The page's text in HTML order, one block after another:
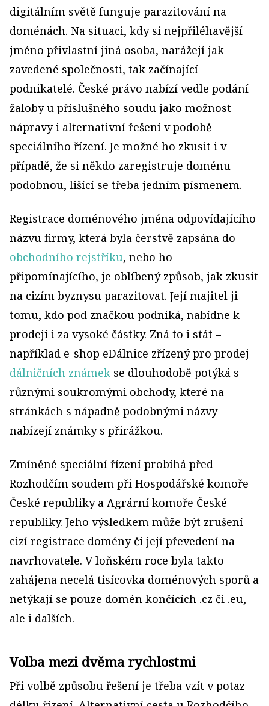
digitálním světě funguje parazitování na
doménách. Na situaci, kdy si nejpřiléhavější
jméno přivlastní jiná osoba, narážejí jak
zavedené společnosti, tak začínající
podnikatelé. České právo nabízí vedle podání
žaloby u příslušného soudu jako možnost
nápravy i alternativní řešení v podobě
speciálního řízení. Je možné ho zkusit i v
případě, že si někdo zaregistruje doménu
podobnou, lišící se třeba jedním písmenem.
Registrace doménového jména odpovídajícího
názvu firmy, která byla čerstvě zapsána do
obchodního rejstříku, nebo ho
připomínajícího, je oblíbený způsob, jak zkusit
na cizím byznysu parazitovat. Její majitel ji
tomu, kdo pod značkou podniká, nabídne k
prodeji i za vysoké částky. Zná to i stát –
například e-shop eDálnice zřízený pro prodej
dálničních známek se dlouhodobě potýká s
různými soukromými obchody, které na
stránkách s nápadně podobnými názvy
nabízejí známky s přirážkou.
Zmíněné speciální řízení probíhá před
Rozhodčím soudem při Hospodářské komoře
České republiky a Agrární komoře České
republiky. Jeho výsledkem může být zrušení
cizí registrace domény či její převedení na
navrhovatele. Vloňském roce byla takto
zahájena necelá tisícovka doménových sporů a
netýkají se pouze domén končících .cz či .eu,
ale i dalších.
Volba mezi dvěma rychlostmi
Při volbě způsobu řešení je třeba vzít v potaz